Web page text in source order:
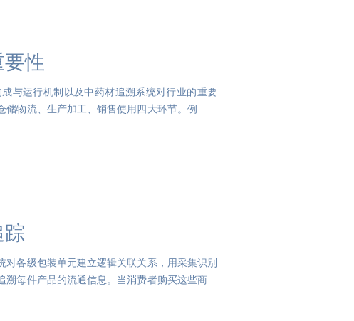
性
与运行机制以及中药材追溯系统对行业的重要
物流、生产加工、销售使用四大环节。例如，
踪
各级包装单元建立逻辑关联关系，用采集识别
每件产品的流通信息。当消费者购买这些商品